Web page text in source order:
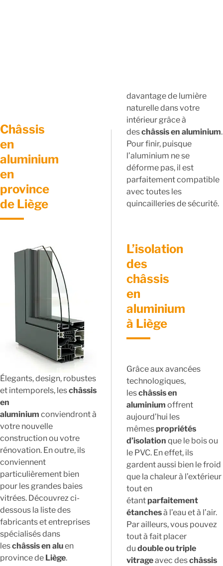
Châssis
en
aluminium
en
province
de Liège
Élegants, design, robustes
et intemporels, leschâssis
en
aluminium conviendront à
votre nouvelle
construction ou votre
rénovation. En outre, ils
conviennent
particulièrement bien
pour les grandes baies
vitrées. Découvrez ci-
dessous la liste des
fabricants et entreprises
spécialisés dans
leschâssis en aluen
province de Liège.
davantage de lumière
naturelle dans votre
intérieur grâce à
deschâssis en aluminium.
Pour finir, puisque
l’aluminium ne se
déforme pas, il est
parfaitement compatible
avec toutes les
quincailleries de sécurité.
L’isolation
des
châssis
en
aluminium
à Liège
Grâce aux avancées
technologiques,
leschâssis en
aluminium offrent
aujourd’hui les
mêmes propriétés
d’isolation que le bois ou
le PVC. En effet, ils
gardent aussi bien le froid
que la chaleur à l’extérieur
tout en
étant parfaitement
étanchesà l’eau et à l’air.
Par ailleurs, vous pouvez
tout à fait placer
du double ou triple
vitrageavec deschâssis